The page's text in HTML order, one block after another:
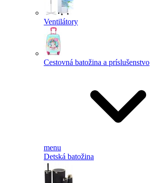
Ventilátory
Cestovná batožina a príslušenstvo
menu
Detská batožina